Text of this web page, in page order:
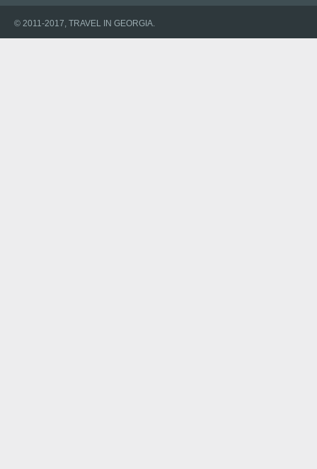
© 2011-2017, TRAVEL IN GEORGIA.